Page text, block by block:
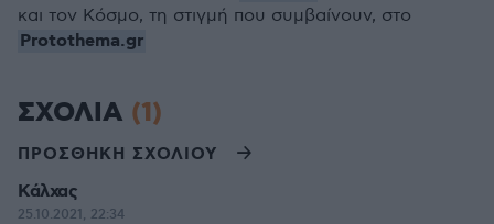
και τον Κόσμο, τη στιγμή που συμβαίνουν, στο
Protothema.gr
ΣΧΟΛΙΑ (1)
ΠΡΟΣΘΗΚΗ ΣΧΟΛΙΟΥ
Κάλχας
25.10.2021, 22:34